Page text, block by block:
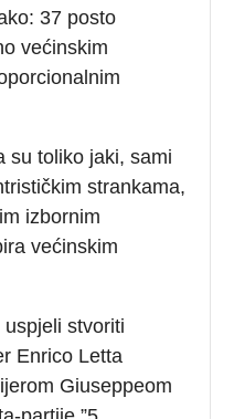
37 posto
većinskim
su toliko jaki, sami
strankama,
izbornim
većinskim
stvoriti
Enrico Letta
Giuseppeom